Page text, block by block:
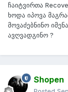
ჩაიტვირთა
ხოდა იპოვა
მოვაძებნინო
ავღვადგინო ?
Shopen